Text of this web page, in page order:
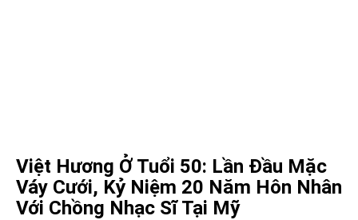
Việt Hương Ở Tuổi 50: Lần Đầu Mặc
Váy Cưới, Kỷ Niệm 20 Năm Hôn Nhân
Với Chồng Nhạc Sĩ Tại Mỹ